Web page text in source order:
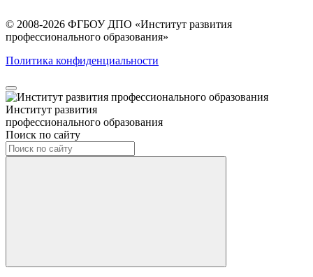
© 2008-2026 ФГБОУ ДПО «Институт развития
профессионального образования»
Политика конфиденциальности
Институт развития
профессионального образования
Поиск по сайту